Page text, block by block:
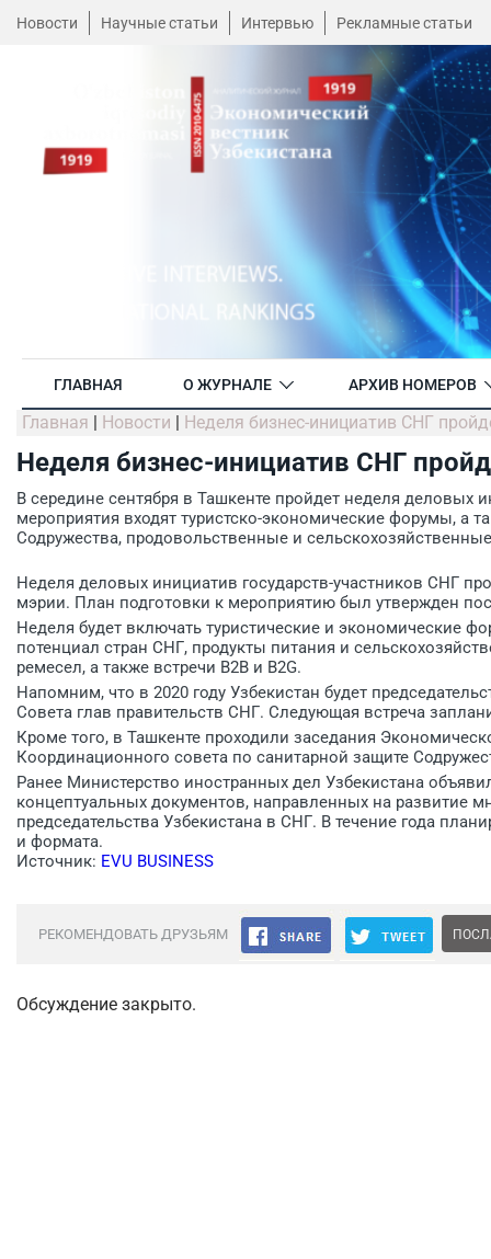
Новости Научные статьи Интервью Рекламные статьи
ГЛАВНАЯ О ЖУРНАЛЕ АРХИВ НОМЕРОВ
Главная | Новости | Неделя бизнес-инициатив СНГ
Неделя бизнес-инициатив СНГ
В середине сентября в Ташкенте пройдет неделя деловых
мероприятия входят туристско-экономические форумы, а
Содружества, продовольственные и
Неделя деловых инициатив государств-участников СНГ
мэрии. План подготовки к мероприятию был утвержден
Неделя будет включать туристические и экономические
потенциал стран СНГ, продукты питания и
ремесел, а также встречи B2B и B2G.
Напомним, что в 2020 году Узбекистан будет
Совета глав правительств СНГ. Следующая встреча
Кроме того, в Ташкенте проходили заседания
Координационного совета по санитарной защите
Ранее Министерство иностранных дел Узбекистана
концептуальных документов, направленных на развитие
председательства Узбекистана в СНГ. В течение года
и формата.
Источник: EVU BUSINESS
РЕКОМЕНДОВАТЬ ДРУЗЬЯМ
Обсуждение закрыто.